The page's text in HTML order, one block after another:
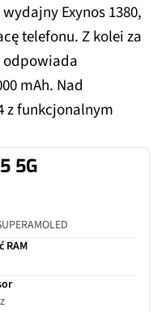
Exynos 1380,
telefonu. Z kolei za
odpowiada
mAh. Nad
z funkcjonalnym
5G
RAM